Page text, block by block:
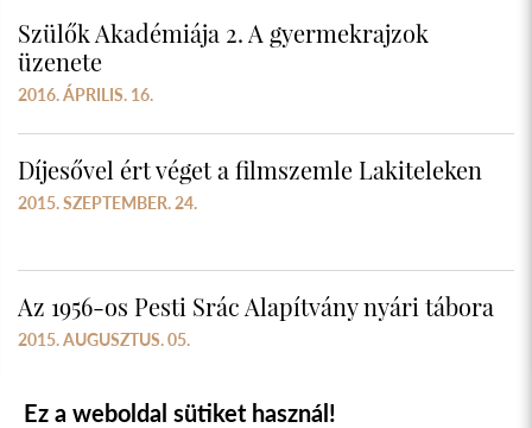
Szülők Akadémiája 2. A gyermekrajzok
üzenete
2016. ÁPRILIS. 16.
Díjesővel ért véget a filmszemle Lakiteleken
2015. SZEPTEMBER. 24.
Az 1956-os Pesti Srác Alapítvány nyári tábora
2015. AUGUSZTUS. 05.
Ez a weboldal sütiket használ!